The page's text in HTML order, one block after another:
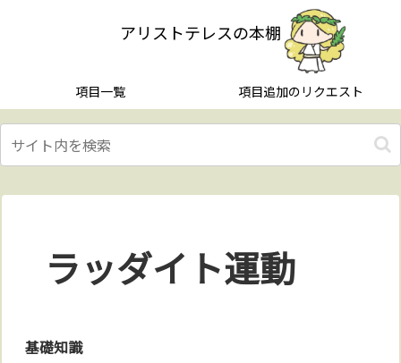
アリストテレスの本棚
項目一覧 項目追加のリクエスト
ラッダイト運動
基礎知識